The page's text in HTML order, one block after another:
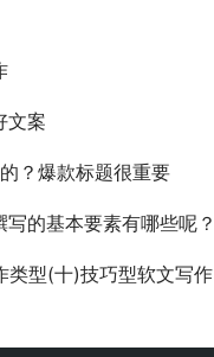
文案
？爆款标题很重要
的基本要素有哪些呢？
类型(十)技巧型软文写作